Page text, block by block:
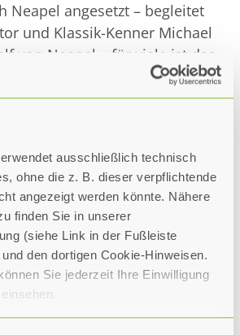
ausschließlich technisch
ohne die z. B. dieser verpflichtende
angezeigt werden könnte. Nähere
finden Sie in unserer
(siehe Link in der Fußleiste
den dortigen Cookie-Hinweisen.
Sie jederzeit Ihre Einwilligung
Neapel angesetzt – begleitet
und Klassik-Kenner Michael
von Neapel – für viele ist das
Zaubers. Nirgendwo in
so viel Geschichte, Kultur
aus, Hafenmetropole am
und Stadt der Lebenskünstler,
Ausflügen zu
der Region aufmachen. Im
Italiens größtem
der schönsten der Welt,
„Tosca“ mit Jonas
Hinzu kommt ein
Höhepunkt mit Yuja